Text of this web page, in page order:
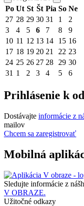
Po Ut St Št Pia So Ne
27 28 29 30 31 1
2
3
4 5 6 7 8
9
10 11 12 13 14 15 16
17 18 19 20 21 22 23
24 25 26 27 28 29 30
31 1 2 3 4 5 6
Prihlásenie k
Dostávajte informácie z
mailov
Chcem sa zaregistrovať
Mobilná
Sledujte informácie z
V OBRAZE.
Užitočné odkazy